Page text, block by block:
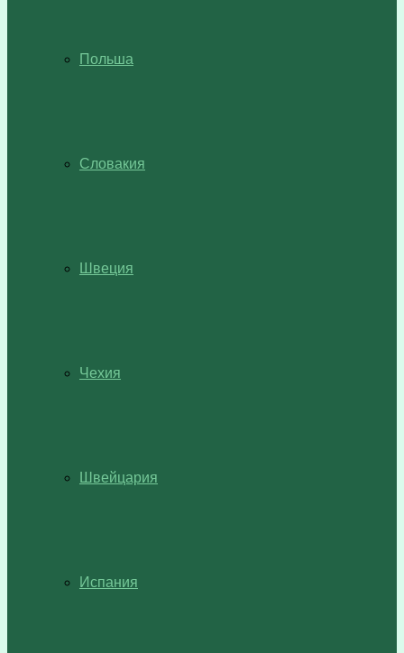
Польша
Словакия
Швеция
Чехия
Швейцария
Испания